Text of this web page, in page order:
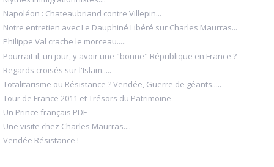
Napoléon : Chateaubriand contre Villepin...
Notre entretien avec Le Dauphiné Libéré sur Charles Maurras...
Philippe Val crache le morceau.....
Pourrait-il, un jour, y avoir une "bonne" République en France ?
Regards croisés sur l'Islam.....
Totalitarisme ou Résistance ? Vendée, Guerre de géants.....
Tour de France 2011 et Trésors du Patrimoine
Un Prince français PDF
Une visite chez Charles Maurras....
Vendée Résistance !